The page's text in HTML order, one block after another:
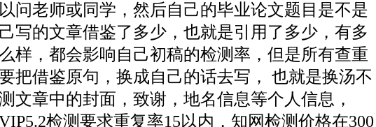
问老师或同学，然后自己的毕业论文题目是不是
写的文章借鉴了多少，也就是引用了多少，有多
样，都会影响自己初稿的检测率，但是所有查重
把借鉴原句，换成自己的话去写， 也就是换汤不
文章中的封面，致谢，地名信息等个人信息，
检测要求重复率15以内，知网检测价格在300